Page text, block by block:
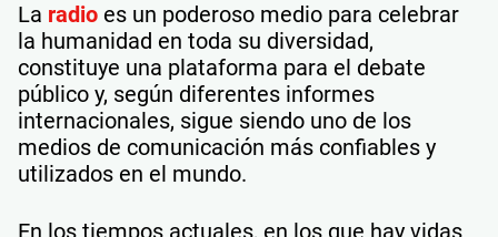
La radio es un poderoso medio para celebrar
la humanidad en toda su diversidad,
constituye una plataforma para el debate
público y, según diferentes informes
internacionales, sigue siendo uno de los
medios de comunicación más confiables y
utilizados en el mundo.
En los tiempos actuales, en los que hay vidas